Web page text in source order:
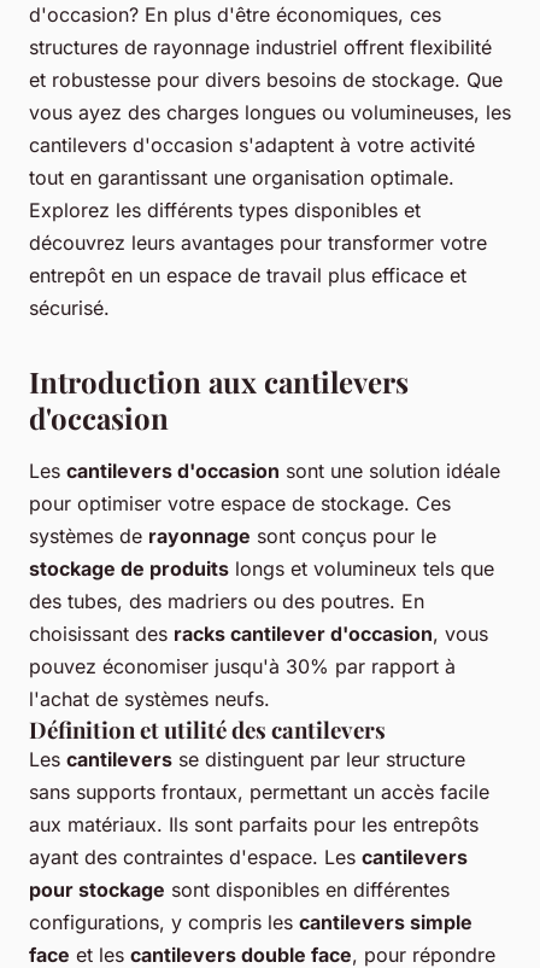
d'occasion? En plus d'être économiques, ces
structures de rayonnage industriel offrent flexibilité
et robustesse pour divers besoins de stockage. Que
vous ayez des charges longues ou volumineuses, les
cantilevers d'occasion s'adaptent à votre activité
tout en garantissant une organisation optimale.
Explorez les différents types disponibles et
découvrez leurs avantages pour transformer votre
entrepôt en un espace de travail plus efficace et
sécurisé.
Introduction aux cantilevers
d'occasion
Les cantilevers d'occasion sont une solution idéale
pour optimiser votre espace de stockage. Ces
systèmes de rayonnage sont conçus pour le
stockage de produits longs et volumineux tels que
des tubes, des madriers ou des poutres. En
choisissant des racks cantilever d'occasion, vous
pouvez économiser jusqu'à 30% par rapport à
l'achat de systèmes neufs.
Définition et utilité des cantilevers
Les cantilevers se distinguent par leur structure
sans supports frontaux, permettant un accès facile
aux matériaux. Ils sont parfaits pour les entrepôts
ayant des contraintes d'espace. Les cantilevers
pour stockage sont disponibles en différentes
configurations, y compris les cantilevers simple
face et les cantilevers double face, pour répondre